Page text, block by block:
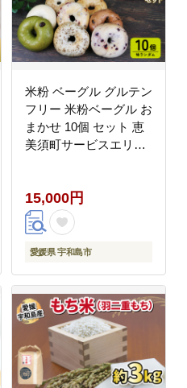
米粉 ベーグル グルテン
フリー 米粉ベーグル お
まかせ 10個 セット 恵
美須町サービスエリア
手作り もちもち べーぐ
る ベーグルセット 小分
け 個包装 菓子 パン ぱ
ん 朝食 おやつ 冷凍 食
限定 愛媛 宇和島 J015-
165003
15,000円
愛媛県 宇和島市